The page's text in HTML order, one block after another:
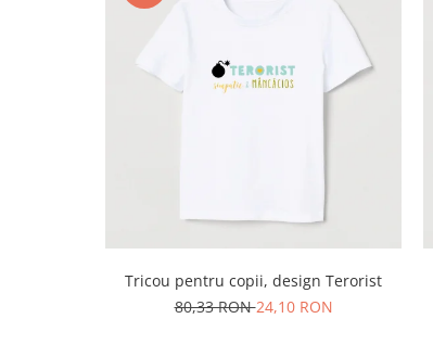
Tricou pentru copii, design Terorist
80,33 RON24,10 RON